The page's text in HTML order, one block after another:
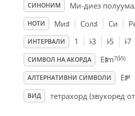
СИНОНИМ Ми-диез
НОТИ Ми♯ Сол♯ Си
ИНТЕРВАЛИ 1 ♭3 ♭5 ♭7
СИМВОЛ НА АКОРДА E♯m7(♭5)
АЛТЕРНАТИВНИ СИМВОЛИ E♯ø
ВИД тетрахорд (звукоред